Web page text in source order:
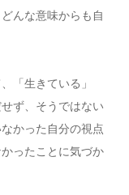
んな意味からも自
「生きている」
ず、そうではない
かった自分の視点
ったことに気づか